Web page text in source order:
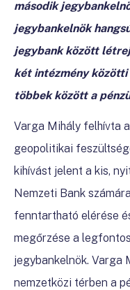
második
jegybankelnök
jegybank között
két intézmény
többek között a
Varga Mihály felhívta
geopolitikai
kihívást jelent a kis,
Nemzeti Bank
fenntartható elérése
megőrzése a
jegybankelnök. Varga
nemzetközi térben a